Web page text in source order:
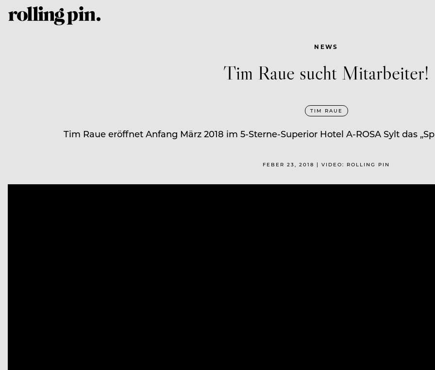
NEWS
Tim Raue sucht Mitarbeiter!
TIM RAUE
Tim Raue eröffnet Anfang März 2018 im 5-Sterne-Superior Hotel A-ROSA Sylt das
FEBER 23, 2018 | VIDEO: ROLLING PIN